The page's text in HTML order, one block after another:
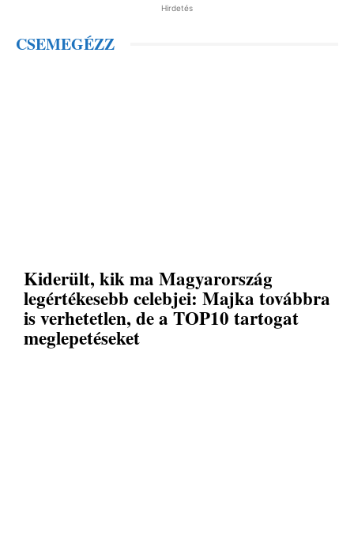
Hirdetés
CSEMEGÉZZ
Kiderült, kik ma Magyarország
legértékesebb celebjei: Majka továbbra
is verhetetlen, de a TOP10 tartogat
meglepetéseket